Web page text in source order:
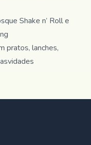
Shake n’ Roll e
pratos, lanches,